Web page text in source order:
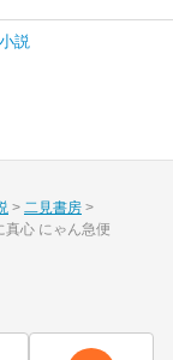
説
二見書房
真心 にゃん急便